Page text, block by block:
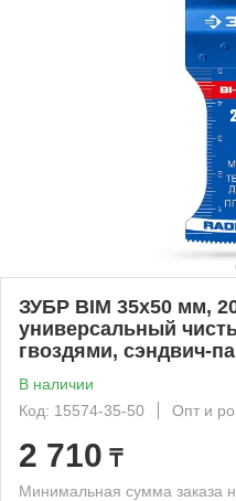
ЗУБР BIM 35x50 мм,
универсальный
гвоздями, сэндвич-
В наличии
Код: 15574-35-50
Опт и
2 710 ₸
Минимальная сумма заказа